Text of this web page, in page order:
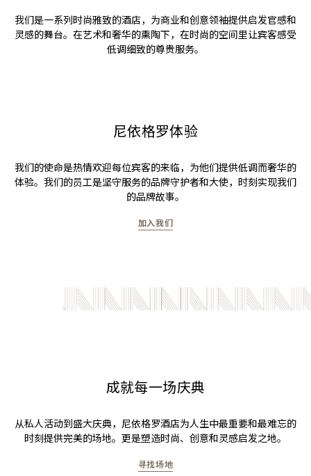
我们是一系列时尚雅致的酒店，为商业和创意领袖提供启发官感和
灵感的舞台。在艺术和奢华的熏陶下，在时尚的空间里让宾客感受
低调细致的尊贵服务。
尼依格罗体验
我们的使命是热情欢迎每位宾客的来临，为他们提供低调而奢华的
体验。我们的员工是坚守服务的品牌守护者和大使，时刻实现我们
的品牌故事。
加入我们
成就每一场庆典
从私人活动到盛大庆典，尼依格罗酒店为人生中最重要和最难忘的
时刻提供完美的场地。更是塑造时尚、创意和灵感启发之地。
寻找场地